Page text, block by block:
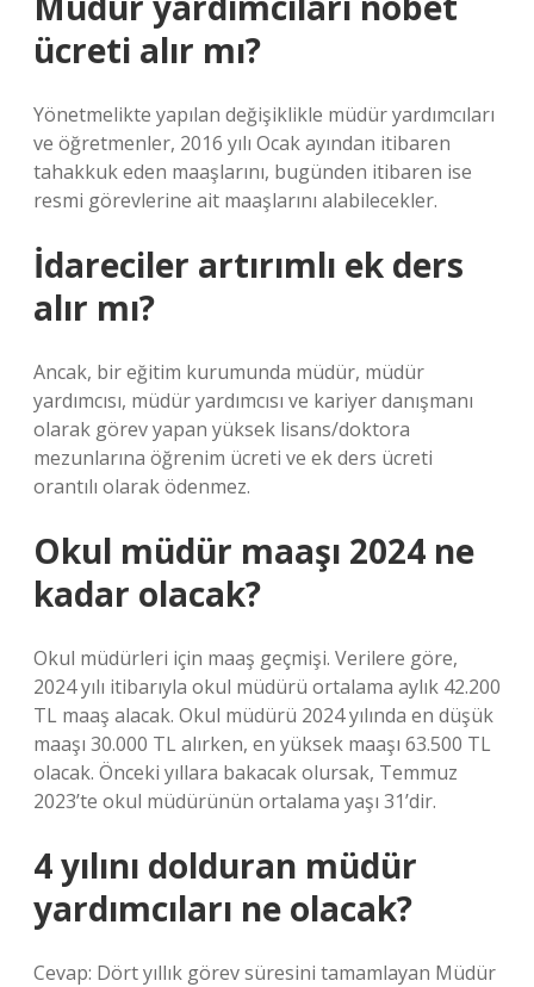
ücreti alır mı?
Yönetmelikte yapılan değişiklikle müdür yardımcıları
ve öğretmenler, 2016 yılı Ocak ayından itibaren
tahakkuk eden maaşlarını, bugünden itibaren ise
resmi görevlerine ait maaşlarını alabilecekler.
İdareciler artırımlı ek ders
alır mı?
Ancak, bir eğitim kurumunda müdür, müdür
yardımcısı, müdür yardımcısı ve kariyer danışmanı
olarak görev yapan yüksek lisans/doktora
mezunlarına öğrenim ücreti ve ek ders ücreti
orantılı olarak ödenmez.
Okul müdür maaşı 2024 ne
kadar olacak?
Okul müdürleri için maaş geçmişi. Verilere göre,
2024 yılı itibarıyla okul müdürü ortalama aylık 42.200
TL maaş alacak. Okul müdürü 2024 yılında en düşük
maaşı 30.000 TL alırken, en yüksek maaşı 63.500 TL
olacak. Önceki yıllara bakacak olursak, Temmuz
2023’te okul müdürünün ortalama yaşı 31’dir.
4 yılını dolduran müdür
yardımcıları ne olacak?
Cevap: Dört yıllık görev süresini tamamlayan Müdür